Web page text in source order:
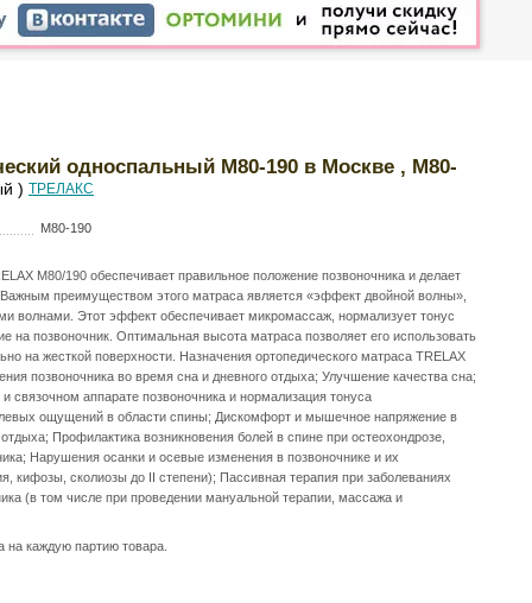
односпальный М80-190 в Москве , М80-
) ТРЕЛАКС
М80-190
М80/190 обеспечивает правильное положение позвоночника и делает
преимуществом этого матраса является «эффект двойной волны»,
волнами. Этот эффект обеспечивает микромассаж, нормализует тонус
на позвоночник. Оптимальная высота матраса позволяет его использовать
на жесткой поверхности. Назначения ортопедического матраса TRELAX
позвоночника во время сна и дневного отдыха; Улучшение качества сна;
аппарате позвоночника и нормализация тонуса
ощущений в области спины; Дискомфорт и мышечное напряжение в
Профилактика возникновения болей в спине при остеохондрозе,
Нарушения осанки и осевые изменения в позвоночнике и их
кифозы, сколиозы до II степени); Пассивная терапия при заболеваниях
(в том числе при проведении мануальной терапии, массажа и
на каждую партию товара.